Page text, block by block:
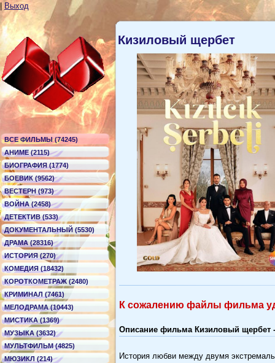
Выход
ВСЕ ФИЛЬМЫ (74245)
АНИМЕ (2115)
БИОГРАФИЯ (1774)
БОЕВИК (9562)
ВЕСТЕРН (973)
ВОЙНА (2458)
ДЕТЕКТИВ (533)
ДОКУМЕНТАЛЬНЫЙ (5530)
ДРАМА (28316)
ИСТОРИЯ (270)
КОМЕДИЯ (18432)
КОРОТКОМЕТРАЖ (2480)
КРИМИНАЛ (7461)
МЕЛОДРАМА (10443)
МИСТИКА (1369)
МУЗЫКА (3632)
МУЛЬТФИЛЬМ (4825)
МЮЗИКЛ (214)
Кизиловый щербет
К сожалению файлы фильма
Описание фильма Кизиловый щербет
История любви между двумя